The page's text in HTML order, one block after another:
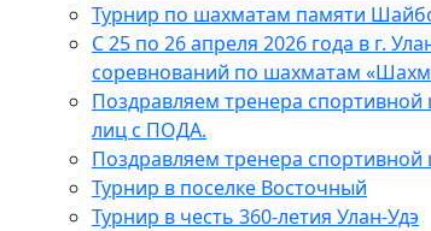
Турнир по шахматам памяти
С 25 по 26 апреля 2026 года в г.
соревнований по шахматам
Поздравляем тренера
лиц с ПОДА.
Поздравляем тренера
Турнир в поселке Восточный
Турнир в честь 360-летия Улан-Удэ